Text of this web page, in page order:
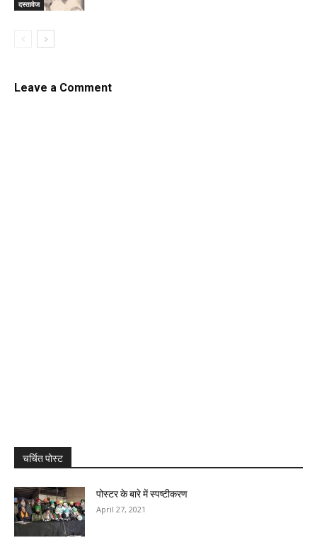
दस्तावेज
Leave a Comment
चर्चित पोस्ट
पोस्टर के बारे में स्पष्टीकरण
April 27, 2021